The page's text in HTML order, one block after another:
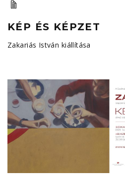
KÉP ÉS KÉPZET
Zakariás István kiállítása